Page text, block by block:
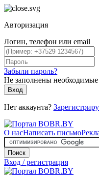
Авторизация
Логин, телефон или email
Забыли пароль?
Не заполнены
Вход
Нет аккаунта?
О насНаписать письмо
Поиск
Вход / регистрация